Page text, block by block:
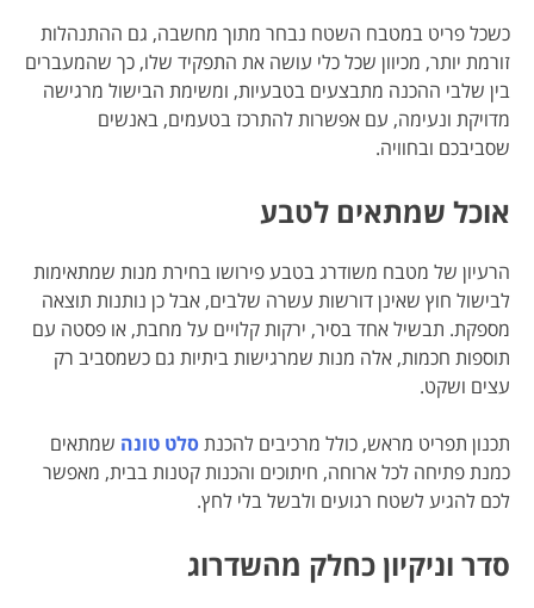
כשכל פריט במטבח השטח נבחר מתוך מחשבה, גם ההתנהלות
זורמת יותר, מכיוון שכל כלי עושה את התפקיד שלו, כך שהמעברים
בין שלבי ההכנה מתבצעים בטבעיות, ומשימת הבישול מרגישה
מדויקת ונעימה, עם אפשרות להתרכז בטעמים, באנשים
שסביבכם ובחוויה.
אוכל שמתאים לטבע
הרעיון של מטבח משודרג בטבע פירושו בחירת מנות שמתאימות
לבישול חוץ שאינן דורשות עשרה שלבים, אבל כן נותנות תוצאה
מספקת. תבשיל אחד בסיר, ירקות קלויים על מחבת, או פסטה עם
תוספות חכמות, אלה מנות שמרגישות ביתיות גם כשמסביב רק
עצים ושקט.
תכנון תפריט מראש, כולל מרכיבים להכנתסלט טונה שמתאים
כמנת פתיחה לכל ארוחה, חיתוכים והכנות קטנות בבית, מאפשר
לכם להגיע לשטח רגועים ולבשל בלי לחץ.
סדר וניקיון כחלק מהשדרוג